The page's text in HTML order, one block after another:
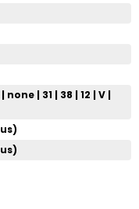
none | 31 | 38 | 12 | V |